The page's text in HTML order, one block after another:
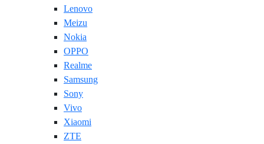
Lenovo
Meizu
Nokia
OPPO
Realme
Samsung
Sony
Vivo
Xiaomi
ZTE